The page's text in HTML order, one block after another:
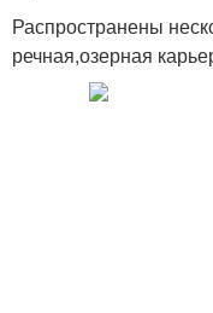
Галька в ванной
комнате
Распространены
речная,озерная